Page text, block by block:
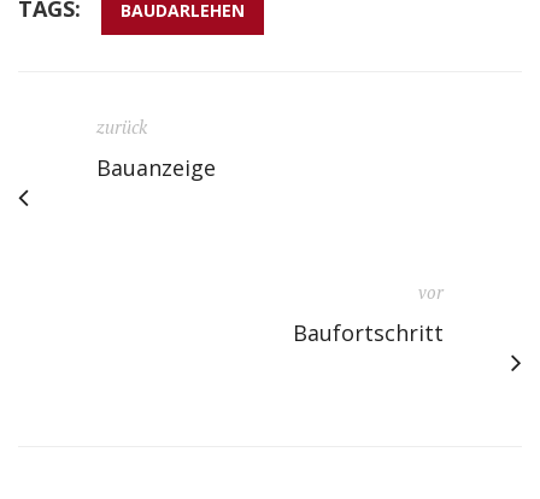
TAGS: BAUDARLEHEN
zurück
Bauanzeige
vor
Baufortschritt